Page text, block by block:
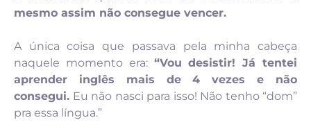
mesmo assim não consegue vencer.
A única coisa que passava pela minha cabeça
naquele momento era: “Vou desistir! Já tentei
aprender inglês mais de 4 vezes e não
consegui. Eu não nasci para isso! Não tenho “dom”
pra essa língua.”